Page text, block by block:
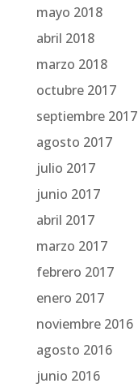
mayo 2018
abril 2018
marzo 2018
octubre 2017
septiembre 2017
agosto 2017
julio 2017
junio 2017
abril 2017
marzo 2017
febrero 2017
enero 2017
noviembre 2016
agosto 2016
junio 2016